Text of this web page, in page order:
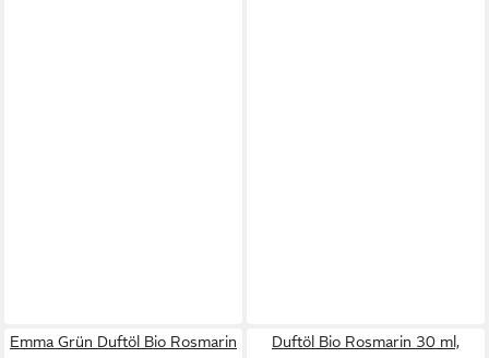
Emma Grün Duftöl Bio Rosmarin
Duftöl Bio Rosmarin 30 ml,